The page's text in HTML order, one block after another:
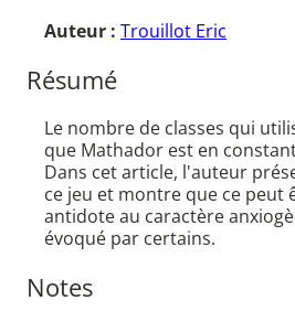
Auteur : Trouillot Eric
Résumé
Le nombre de classes qui
que Mathador est en
Dans cet article, l'auteur
ce jeu et montre que ce peut
antidote au caractère
évoqué par certains.
Notes